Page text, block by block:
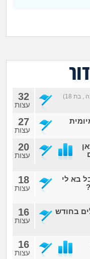
מה שעובר עליי
שומרים על הגוף
חיות מחמד
גאווה
, בת 18) 32
עצות
27
עצות
20
עצות
בא לי
18
עצות
בחודש
16
עצות
16
עצות